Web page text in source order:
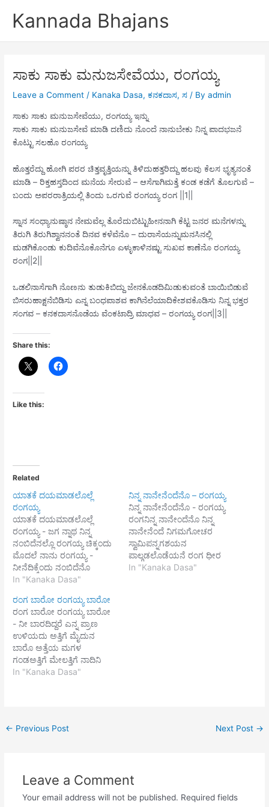
Kannada Bhajans
ಸಾಕು ಸಾಕು ಮನುಜಸೇವೆಯು, ರಂಗಯ್ಯ
Leave a Comment / Kanaka Dasa,ಕನಕದಾಸ,ಸ / Byadmin
ಸಾಕು ಸಾಕು ಮನುಜಸೇವೆಯು, ರಂಗಯ್ಯ ಇನ್ನು
ಸಾಕು ಸಾಕು ಮನುಜಸೇವೆ ಮಾಡಿ ದಣಿದು ನೊಂದೆ ನಾನುಬೇಕು ನಿನ್ನ ಪಾದಭಜನೆ
ಕೊಟ್ಟು ಸಲಹೊ ರಂಗಯ್ಯ
ಹೊತ್ತರೆದ್ದು ಹೋಗಿ ಪರರ ಚಿತ್ತವೃತ್ತಿಯನ್ನು ತಿಳಿದುಹತ್ತರಿದ್ದು ಹಲವು ಕೆಲಸ ಭೃತ್ಯನಂತೆ
ಮಾಡಿ – ರಿಕ್ತಹಸ್ತದಿಂದ ಮನೆಯ ಸೇರುವೆ – ಆಸೆಗಾಗಿಮತ್ತೆ ಕಂಡ ಕಡೆಗೆ ತೊಲಗುವೆ –
ಬಂದು ಅಪರರಾತ್ರಿಯಲ್ಲಿ ತಿಂದು ಒರಗುವೆ ರಂಗಯ್ಯ ರಂಗ ||1||
ಸ್ನಾನ ಸಂಧ್ಯಾನುಷ್ಠಾನ ನೇಮವೆಲ್ಲ ತೊರೆದುಬಿಟ್ಟುಹೀನನಾಗಿ ಕೆಟ್ಟ ಜನರ ಮನೆಗಳನ್ನು
ತಿರುಗಿ ತಿರುಗಿಶ್ವಾನನಂತೆ ದಿನವ ಕಳೆವೆನೊ – ದುರಾಸೆಯನ್ನುಮನಸಿನಲ್ಲಿ
ಮಡಗಿಕೊಂಡು ಕುದಿವೆನೊಕೊನೆಗೂ ಎಳ್ಳುಕಾಳಿನಷ್ಟು ಸುಖವ ಕಾಣೆನೊ ರಂಗಯ್ಯ
ರಂಗ||2||
ಒಡಲಿನಾಸೆಗಾಗಿ ನೊಣನು ತುಡುಕಿಬಿದ್ದು ಜೇನಕೊಡದಿಮಿಡುಕುವಂತೆ ಬಾಯಿಬಿಡುವೆ
ಬಿಸರುಹಾಕ್ಷನೆಬಿಡಿಸು ಎನ್ನ ಬಂಧಪಾಶವ ಕಾಗಿನೆಲೆಯಾದಿಕೇಶವಕೊಡಿಸು ನಿನ್ನ ಭಕ್ತರ
ಸಂಗವ – ಕನಕದಾಸನೊಡೆಯ ವೆಂಕಟಾದ್ರಿ ಮಾಧವ – ರಂಗಯ್ಯ ರಂಗ||3||
Share this:
Like this:
Related
ಯಾತಕೆ ದಯಮಾಡಲೊಲ್ಲೆ
ರಂಗಯ್ಯ
ಯಾತಕೆ ದಯಮಾಡಲೊಲ್ಲೆ
ರಂಗಯ್ಯ - ಜಗ ನ್ನಾಥ ನಿನ್ನ
ನಂಬಿದೆನಲ್ಲೊ ರಂಗಯ್ಯ ಚಿಕ್ಕಂದು
ಮೊದಲೆ ನಾನು ರಂಗಯ್ಯ -
ನೀನೆದಿಕ್ಕೆಂದು ನಂಬಿದೆನೊ
ರಂಗಯ್ಯ||1|| ನೆಂಟರಿಷ್ಟರು ನೀನೆ
ಬಂಟನಯ್ಯ ರಂಗಯ್ಯ||2||
ದಾಸರ ದಾಸನಯ್ಯ ರಂಗಯ್ಯ -
ಕರ್ಮಪಾಶಗಳ ಮೋಚನೆ ಮಾಡೊ
ರಂಗಯ್ಯ||3|| ಶೇಷಗಿರಿ ವಾಸ
ರಂಗಯ್ಯ - ಆದಿಕೇಶವನೆ ರಕ್ಷಿಸೊ
ರಂಗಯ್ಯ||4||
In "Kanaka Dasa"
ನಿನ್ನ ನಾನೇನೆಂದೆನೊ – ರಂಗಯ್ಯ
ನಿನ್ನ ನಾನೇನೆಂದೆನೊ - ರಂಗಯ್ಯ
ರಂಗನಿನ್ನ ನಾನೇಂದೆನೊ ನಿನ್ನ
ನಾನೇನೆಂದೆ ನಿಗಮಗೋಚರ
ಸ್ವಾಮಿಪನ್ನಗಶಯನ
ಪಾಲ್ಗಡಲೊಡೆಯನೆ ರಂಗ ಧೀರ
ಸೋಮಕ ವೇದಚೋರ ಖಳನನು
In "Kanaka Dasa"
ರಂಗ ಬಾರೋ ರಂಗಯ್ಯ ಬಾರೋ
ರಂಗ ಬಾರೋ ರಂಗಯ್ಯ ಬಾರೋ
- ನೀ ಬಾರದಿದ್ದರೆ ಎನ್ನ ಪ್ರಾಣ
ಉಳಿಯದು ಅತ್ತಿಗೆ ಮೈದುನ
ಬಾರೊ ಅತ್ತೆಯ ಮಗಳ
ಗಂಡಅತ್ತಿಗೆ ಮೇಲತ್ತಿಗೆ ನಾದಿನಿ
ಸೊಸೆಯ ಗಂಡ||1|| ಮಾವನ
ಆದಿ ವಸ್ತುವೆ ರಂಗಕಂಬದೊಳು
In "Kanaka Dasa"
← Previous Post Next Post →
Leave a Comment
Your email address will not be published. Required fields